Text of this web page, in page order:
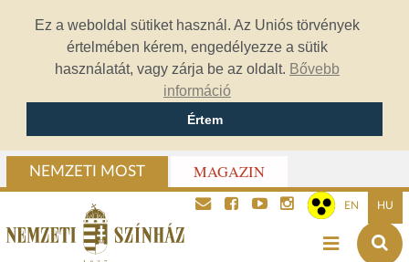
Ez a weboldal sütiket használ. Az Uniós törvények
értelmében kérem, engedélyezze a sütik
használatát, vagy zárja be az oldalt. Bővebb
információ
Értem
NEMZETI MOST MAGAZIN
EN HU